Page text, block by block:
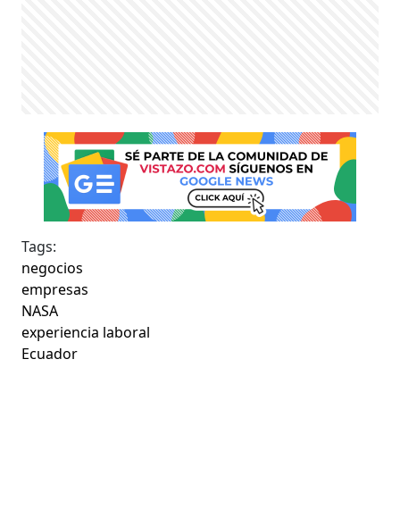
Tags:
negocios
empresas
NASA
experiencia laboral
Ecuador